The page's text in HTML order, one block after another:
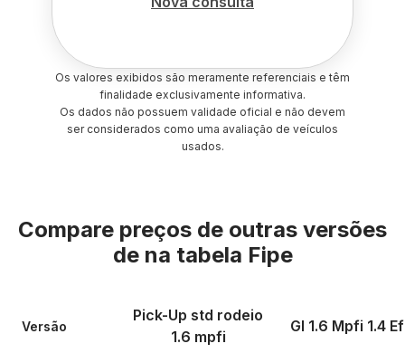
Os valores exibidos são meramente referenciais e têm
finalidade exclusivamente informativa.
Os dados não possuem validade oficial e não devem
ser considerados como uma avaliação de veículos
usados.
Compare preços de outras versões
de na tabela Fipe
Versão
Pick-Up std rodeio
1.6 mpfi
Gl 1.6 Mpfi 1.4